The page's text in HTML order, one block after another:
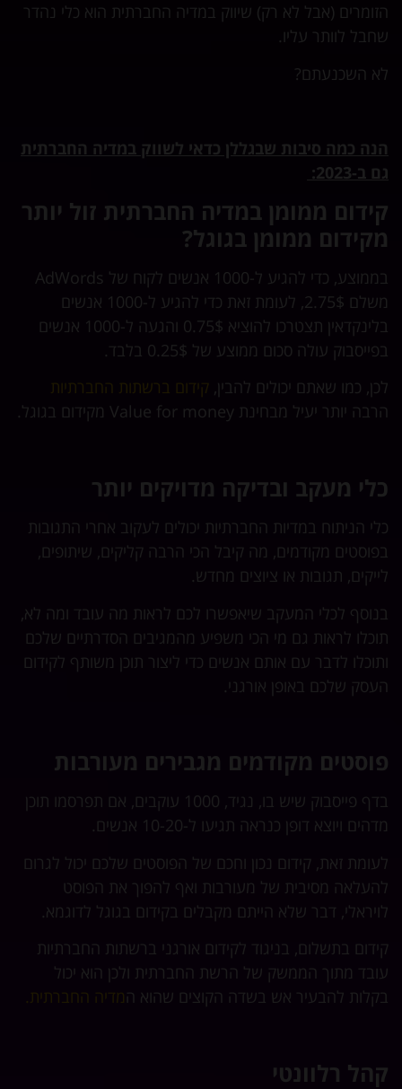
הזומרים (אבל לא רק) שיווק במדיה החברתית הוא כלי נהדר
שחבל לוותר עליו.
לא השכנעתם?
הנה כמה סיבות שבגללן כדאי לשווק במדיה החברתית
גם ב-2023:
קידום ממומן במדיה החברתית זול יותר
מקידום ממומן בגוגל?
בממוצע, כדי להגיע ל-1000 אנשים לקוח של AdWords
משלם 2.75$, לעומת זאת כדי להגיע ל-1000 אנשים
בלינקדאין תצטרכו להוציא 0.75$ והגעה ל-1000 אנשים
בפייסבוק עולה סכום ממוצע של 0.25$ בלבד.
לכן, כמו שאתם יכולים להבין, קידום ברשתות החברתיות
הרבה יותר יעיל מבחינת Value for money מקידום בגוגל.
כלי מעקב ובדיקה מדויקים יותר
כלי הניתוח במדיות החברתיות יכולים לעקוב אחרי התגובות
בפוסטים מקודמים, מה קיבל הכי הרבה קליקים, שיתופים,
לייקים, תגובות או ציוצים מחדש.
בנוסף לכלי המעקב שיאפשרו לכם לראות מה עובד ומה לא,
תוכלו לראות גם מי הכי משפיע מהמגיבים הסדרתיים שלכם
ותוכלו לדבר עם אותם אנשים כדי ליצור תוכן משותף לקידום
העסק שלכם באופן אורגני.
פוסטים מקודמים מגבירים מעורבות
בדף פייסבוק שיש בו, נגיד, 1000 עוקבים, אם תפרסמו תוכן
מדהים ויוצא דופן כנראה תגיעו ל-10-20 אנשים.
לעומת זאת, קידום נכון וחכם של הפוסטים שלכם יכול לגרום
להעלאה מסיבית של מעורבות ואף להפוך את הפוסט
לויראלי, דבר שלא הייתם מקבלים בקידום בגוגל לדוגמא.
קידום בתשלום, בניגוד לקידום אורגני ברשתות החברתיות
עובד מתוך הממשק של הרשת החברתית ולכן הוא יכול
בקלות להבעיר אש בשדה הקוצים שהוא ה
קהל רלוונטי